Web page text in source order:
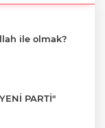
ile olmak?
PARTİ"